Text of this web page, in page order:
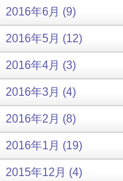
2016年6月 (9)
2016年5月 (12)
2016年4月 (3)
2016年3月 (4)
2016年2月 (8)
2016年1月 (19)
2015年12月 (4)